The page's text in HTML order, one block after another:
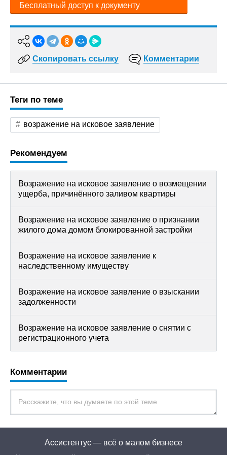
Бесплатный доступ к документу
Скопировать ссылку Комментарии
Теги по теме
возражение на исковое заявление
Рекомендуем
Возражение на исковое заявление о возмещении
ущерба, причинённого заливом квартиры
Возражение на исковое заявление о признании
жилого дома домом блокированной застройки
Возражение на исковое заявление к
наследственному имуществу
Возражение на исковое заявление о взыскании
задолженности
Возражение на исковое заявление о снятии с
регистрационного учета
Комментарии
Ассистентус — всё о малом бизнесе